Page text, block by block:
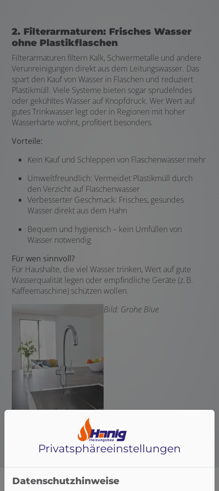
2. Filterarmaturen: Frisches Wasser
ohne Plastikflaschen
Filterarmaturen filtern Kalk, Schwermetalle und andere
Verunreinigungen direkt aus dem Leitungswasser. Das
spart den Kauf von Wasser in Flaschen und reduziert
Plastikmüll. Viele Systeme bieten sogar sprudelndes
oder gekühltes Wasser auf Knopfdruck. Wer Wert auf
gutes Trinkwasser legt oder in Regionen mit hoher
Wasserhärte wohnt, profitiert besonders.
Vorteile:
Kein Kauf und Schleppen von Flaschenwasser mehr
Umweltfreundlich: Vermeidet Plastikmüll durch
den Verzicht auf Flaschenwasser
Verbesserter Geschmack: Frisches, gesundes
Wasser direkt aus dem Hahn
Bequem und hygienisch – kein Umfüllen von
Wasser notwendig
Für wen sinnvoll?
Für Haushalte, die viel Wasser trinken, Wert auf gute
Wasserqualität legen oder empfindliche Geräte (z. B.
Kaffeemaschine) schützen wollen.
Bild: Grohe Blue
Privatsphäre­einstellungen
Datenschutzhinweise